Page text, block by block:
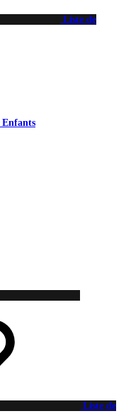
Liste de
Liste de